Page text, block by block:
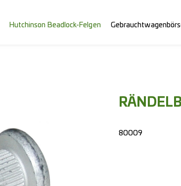
Hutchinson Beadlock-Felgen
80009